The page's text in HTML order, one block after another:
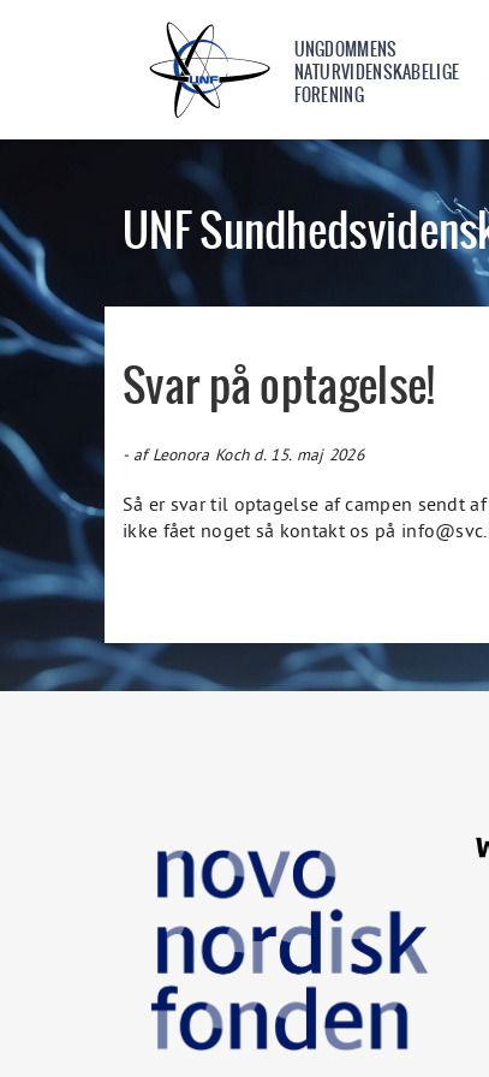
UNGDOMMENS
NATURVIDENSKABELIGE
FORENING
UNF
Svar på optagelse!
- af Leonora Koch d. 15. maj 2026
Så er svar til optagelse af campen sendt
ikke fået noget så kontakt os på